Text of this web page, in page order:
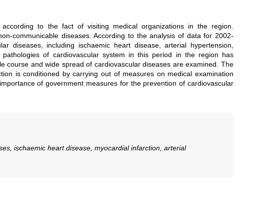
to the fact of visiting medical organizations in the region.
communicable diseases. According to the analysis of data for 2002-
diseases, including ischaemic heart disease, arterial hypertension,
of cardiovascular system in this period in the region has
course and wide spread of cardiovascular diseases are examined. The
is conditioned by carrying out of measures on medical examination
of government measures for the prevention of cardiovascular
ischaemic heart disease, myocardial infarction, arterial